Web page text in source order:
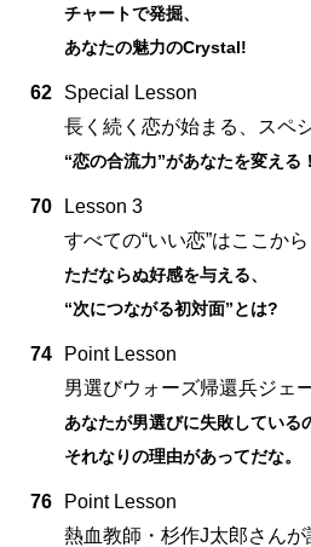
チャートで発掘、
あなたの魅力のCrystal!
62
Special Lesson
長く続く恋が始まる、スペ
“恋の合流力”があなたを変える！
70
Lesson 3
すべての“いい恋”はここから
ただならぬ好感を与える、
“次につながる初対面”とは?
74
Point Lesson
男選びウォーズ帰還兵ジェ
あなたが男選びに失敗している
それなりの理由があってだな。
76
Point Lesson
熱血教師・杉作J太郎さんが